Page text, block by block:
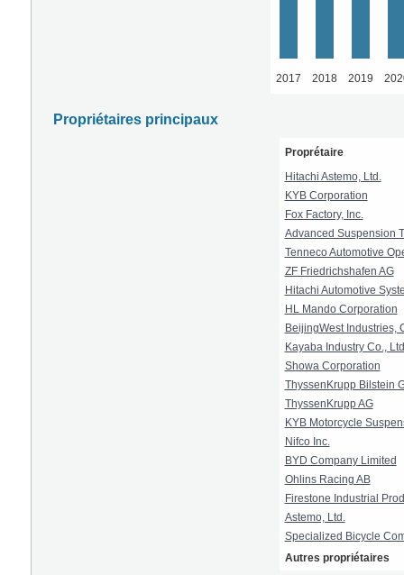
2017 2018 2019
Propriétaires principaux
Proprétaire
Hitachi Astemo, Ltd.
KYB Corporation
Fox Factory, Inc.
Advanced Suspension
Tenneco Automotive
ZF Friedrichshafen AG
Hitachi Automotive
HL Mando Corporation
BeijingWest Industries,
Kayaba Industry Co.,
Showa Corporation
ThyssenKrupp Bilstein
ThyssenKrupp AG
KYB Motorcycle
Nifco Inc.
BYD Company Limited
Ohlins Racing AB
Firestone Industrial
Astemo, Ltd.
Specialized Bicycle
Autres propriétaires